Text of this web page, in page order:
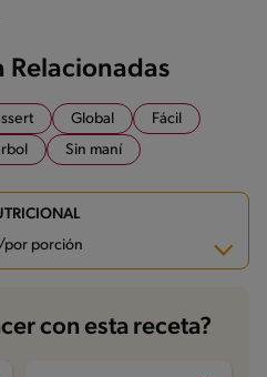
Relacionadas
Global
Fácil
Sin maní
por porción
g
con esta receta?